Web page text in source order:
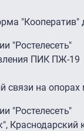
"Кооператив"
"Ростелесеть"
ПИК ПЖ-19
связи на опорах
"Ростелесеть"
Краснодарский